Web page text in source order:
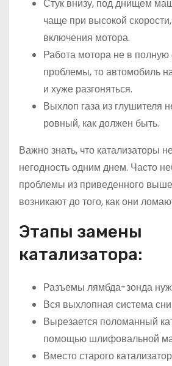
Стук внизу, под днищем
чаще при высокой
включения мотора.
Работа мотора не в полную
проблемы, то автомобиль
и хуже разгоняться.
Выхлоп газа из глушителя
ровный, как должен быть.
Важно знать, что катализаторы
негодность одним днем. Часто
проблемы из приведенного
возникают до того, как они
Этапы замены
катализатора:
Разъемы лямбда-зонда
Вся выхлопная система
Вырезается поломанный
помощью шлифовальной
Вместо старого